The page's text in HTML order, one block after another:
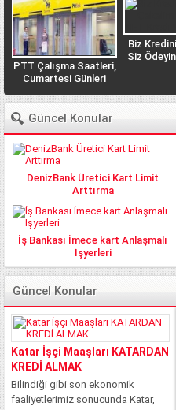
PTT Çalışma Saatleri,
Cumartesi Günleri
Olan Şubeler Hangisi?
Biz
Siz
Güncel Konular
DenizBank Üretici Kart Limit
Arttırma
İş Bankası İmece kart Anlaşmalı
İşyerleri
Güncel Konular
Katar İşçi Maaşları KATARDAN
KREDİ ALMAK
Bilindiği gibi son ekonomik
faaliyetlerimiz sonucunda Katar,